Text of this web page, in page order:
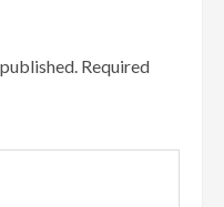
Required